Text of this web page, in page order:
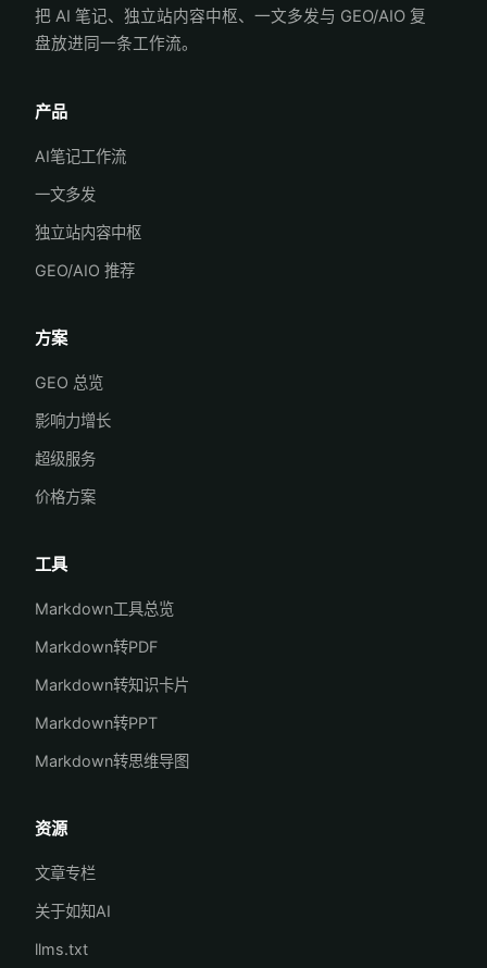
把 AI 笔记、独立站内容中枢、一文多发与 GEO/AIO 复
盘放进同一条工作流。
产品
AI笔记工作流
一文多发
独立站内容中枢
GEO/AIO 推荐
方案
GEO 总览
影响力增长
超级服务
价格方案
工具
Markdown工具总览
Markdown转PDF
Markdown转知识卡片
Markdown转PPT
Markdown转思维导图
资源
文章专栏
关于如知AI
llms.txt